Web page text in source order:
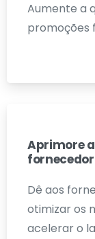
Aumente a
promoções
Aprimore
fornecedor
Dê aos
otimizar os
acelerar o